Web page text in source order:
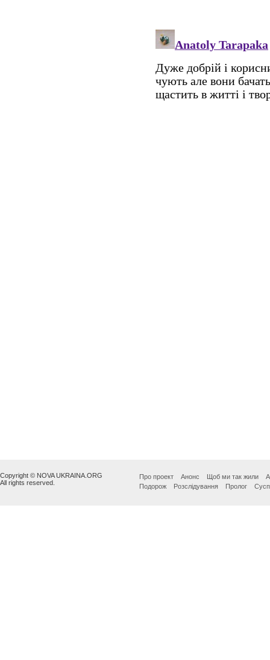
Copyright © NOVA UKRAINA.ORG
All rights reserved.
Про проект Анонс Щоб ми так жили
Подорож
Розслідування Пролог